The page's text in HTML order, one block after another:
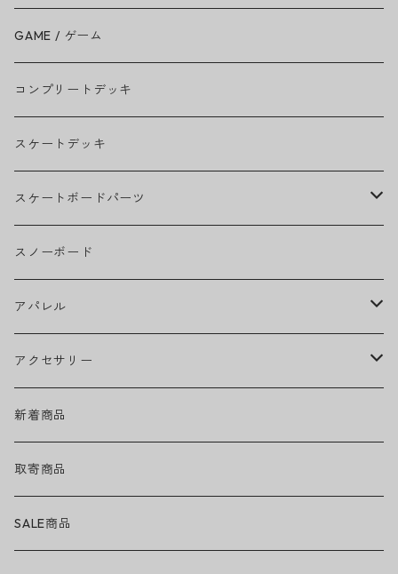
BEASTIE BOYS
THE BEATLES
BILLIE EILISH
BOB MARLEY
CAMILA CABELLO
Ed Sheeran
EMINEM
GREEN DAY
GUNS N' ROSES
LADY GAGA
GAME / ゲーム
コンプリートデッキ
スケートデッキ
スケートボードパーツ
グリップテープ
ウィール
ベアリング
トラック
ヘルメット・プロテクター
アクセサリー・小物
スノーボード
アパレル
ヘッドウェア
キャップ
ハット
ネックウェア
トップス
Tシャツ・ロングTシャツ
ボトムス
アクセサリー
ハードグッズ
バッグ・ポーチ
サングラス
新着商品
取寄商品
SALE商品